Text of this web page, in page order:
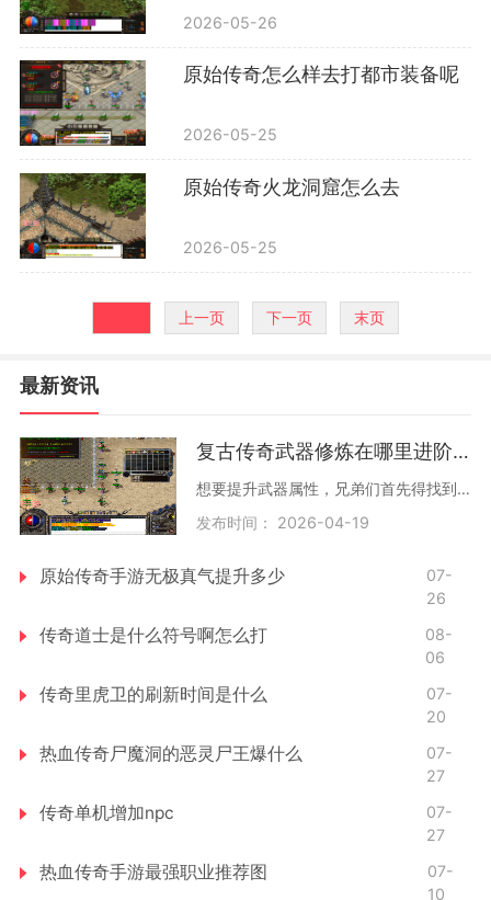
2026-05-26
原始传奇怎么样去打都市装备呢
2026-05-25
原始传奇火龙洞窟怎么去
2026-05-25
上一页 下一页 末页
最新资讯
复古传奇武器修炼在哪里进阶的
想要提升武器属性，兄弟们首先得找到主城的铁匠铺。铁匠铺通常位于盟重省或比奇省的中心区域，那里有专门的铁匠NPC负责武器升级服务。与铁匠对话后，就可以选择武器精炼功能，
发布时间： 2026-04-19
原始传奇手游无极真气提升多少
07-
26
传奇道士是什么符号啊怎么打
08-
06
传奇里虎卫的刷新时间是什么
07-
20
热血传奇尸魔洞的恶灵尸王爆什么
07-
27
传奇单机增加npc
07-
27
热血传奇手游最强职业推荐图
07-
10